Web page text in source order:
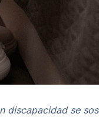
discapacidad se